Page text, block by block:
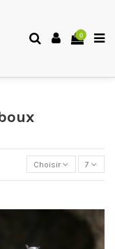
0
Choisir 7